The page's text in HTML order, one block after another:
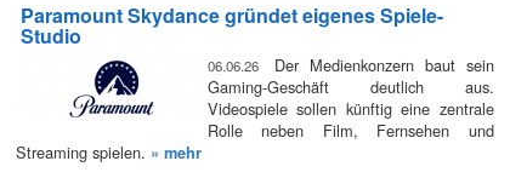
Paramount Skydance gründet eigenes Spiele-
Studio
06.06.26
Der Medienkonzern baut sein
Gaming-Geschäft deutlich aus.
Videospiele sollen künftig eine zentrale
Rolle neben Film, Fernsehen und
Streaming spielen. » mehr